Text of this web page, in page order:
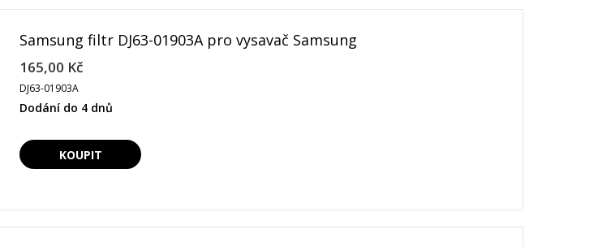
Samsung filtr DJ63-01903A pro vysavač Samsung
165,00 Kč
DJ63-01903A
Dodání do 4 dnů